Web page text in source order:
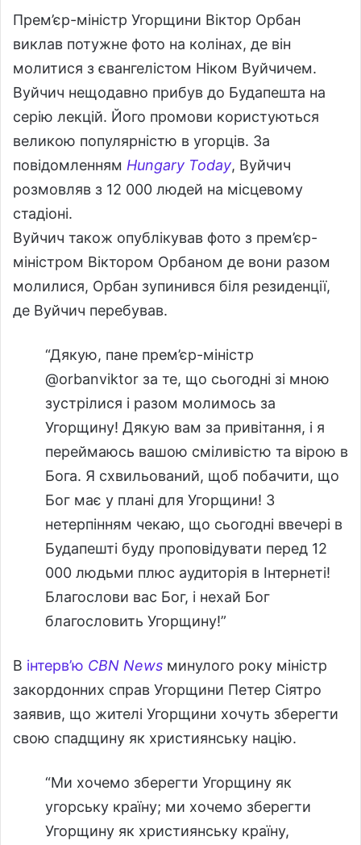
Прем’єр-міністр Угорщини Віктор Орбан
виклав потужне фото на колінах, де він
молитися з євангелістом Ніком Вуйчичем.
Вуйчич нещодавно прибув до Будапешта на
серію лекцій. Його промови користуються
великою популярністю в угорців. За
повідомленням Hungary Today, Вуйчич
розмовляв з 12 000 людей на місцевому
стадіоні.
Вуйчич також опублікував фото з прем’єр-
міністром Віктором Орбаном де вони разом
молилися, Орбан зупинився біля резиденції,
де Вуйчич перебував.
“Дякую, пане прем’єр-міністр
@orbanviktor за те, що сьогодні зі мною
зустрілися і разом молимось за
Угорщину! Дякую вам за привітання, і я
переймаюсь вашою сміливістю та вірою в
Бога. Я схвильований, щоб побачити, що
Бог має у плані для Угорщини! З
нетерпінням чекаю, що сьогодні ввечері в
Будапешті буду проповідувати перед 12
000 людьми плюс аудиторія в Інтернеті!
Благослови вас Бог, і нехай Бог
благословить Угорщину!”
В інтерв’ю CBN News минулого року міністр
закордонних справ Угорщини Петер Сіятро
заявив, що жителі Угорщини хочуть зберегти
свою спадщину як християнську націю.
“Ми хочемо зберегти Угорщину як
угорську країну; ми хочемо зберегти
Угорщину як християнську країну,